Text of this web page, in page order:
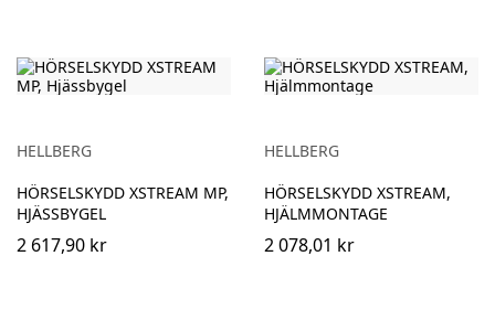
HELLBERG
HÖRSELSKYDD XSTREAM MP,
HJÄSSBYGEL
2 617,90 kr
HELLBERG
HÖRSELSKYDD XSTREAM,
HJÄLMMONTAGE
2 078,01 kr